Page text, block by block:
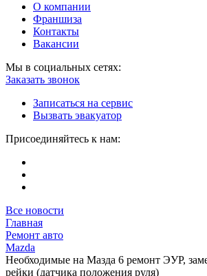
О компании
Франшиза
Контакты
Вакансии
Мы в социальных сетях:
Заказать звонок
Записаться на сервис
Вызвать эвакуатор
Присоединяйтесь к нам:
Все новости
Главная
Ремонт авто
Mazda
Необходимые на Мазда 6 ремонт ЭУР,
рейки (датчика положения руля)